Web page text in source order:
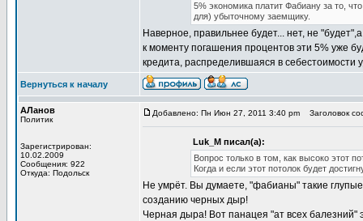
5% экономика платит Фабиану за то,
для) убыточному заемщику.
Наверное, правильнее будет... нет, не
к моменту погашения процентов эти 5% уже
кредита, распределившаяся в себестоимости
Вернуться к началу
АЛанов
Политик
Зарегистрирован:
10.02.2009
Сообщения: 922
Откуда: Подольск
Добавлено: Пн Июн 27, 2011 3:40 pm Заголовок
Luk_M писал(а):
Вопрос только в том, как высоко этот
Когда и если этот потолок будет
Не умрёт. Вы думаете, "фабианы" такие
созданию черных дыр!
Черная дыра! Вот панацея "ат всех балезний"